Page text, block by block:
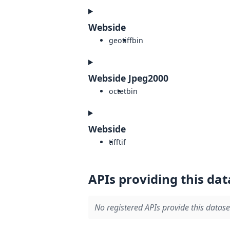
Webside
geotiffbin
Webside Jpeg2000
octetbin
Webside
tifftif
APIs providing this
No registered APIs provide this